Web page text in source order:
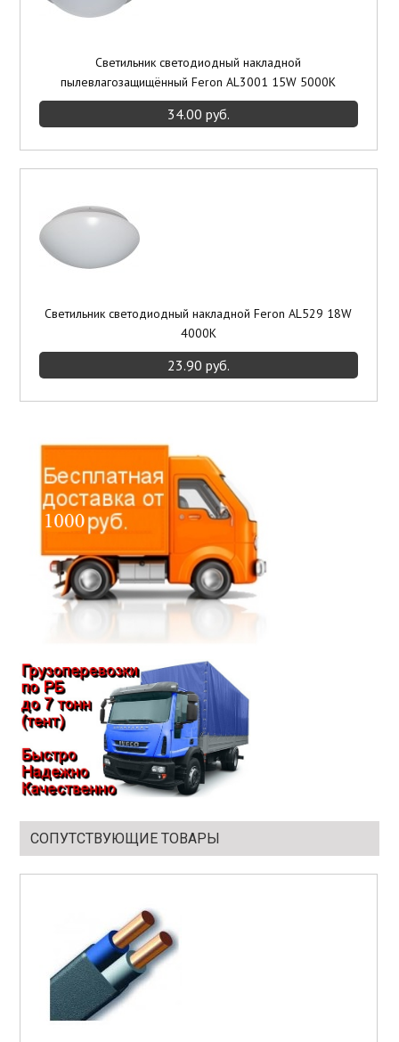
Светильник светодиодный накладной
пылевлагозащищённый Feron AL3001 15W 5000K
34.00 руб.
Светильник светодиодный накладной Feron AL529 18W
4000K
23.90 руб.
СОПУТСТВУЮЩИЕ ТОВАРЫ